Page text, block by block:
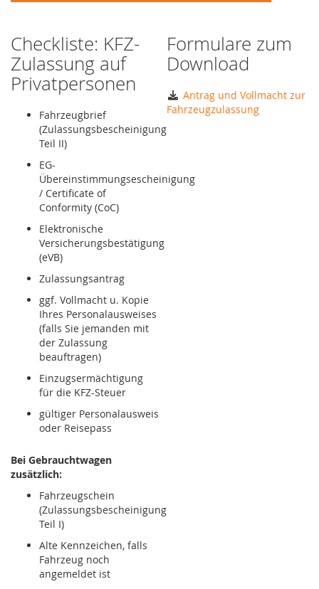
Checkliste: KFZ-
Zulassung auf
Privatpersonen
Fahrzeugbrief
(Zulassungsbescheinigung
Teil II)
EG-
Übereinstimmungsescheinigung
/ Certificate of
Conformity (CoC)
Elektronische
Versicherungsbestätigung
(eVB)
Zulassungsantrag
ggf. Vollmacht u. Kopie
Ihres Personalausweises
(falls Sie jemanden mit
der Zulassung
beauftragen)
Einzugsermächtigung
für die KFZ-Steuer
gültiger Personalausweis
oder Reisepass
Bei Gebrauchtwagen
zusätzlich:
Fahrzeugschein
(Zulassungsbescheinigung
Teil I)
Alte Kennzeichen, falls
Fahrzeug noch
angemeldet ist
Formulare zum
Download
Antrag und Vollmacht zur
Fahrzeugzulassung